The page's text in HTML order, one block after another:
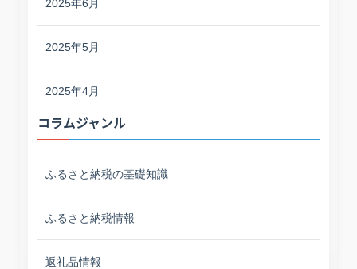
2025年6月
2025年5月
2025年4月
コラムジャンル
ふるさと納税の基礎知識
ふるさと納税情報
返礼品情報